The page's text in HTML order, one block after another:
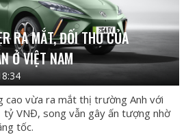
RA MẮT, ĐỐI THỦ CỦA
Ở VIỆT NAM
cao vừa ra mắt thị trường Anh với
tỷ VNĐ, song vẫn gây ấn tượng nhờ
tốc.